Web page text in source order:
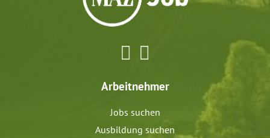
Arbeitnehmer
Jobs suchen
Ausbildung suchen